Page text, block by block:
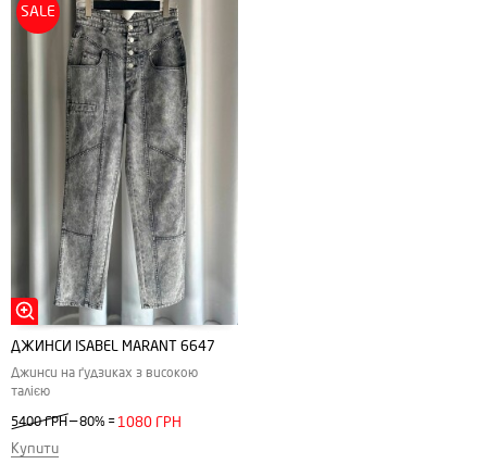
SALE
ДЖИНСИ ISABEL MARANT 6647
Джинси на ґудзиках з високою
талією
5400 ГРН—80% = 1080 ГРН
Купити